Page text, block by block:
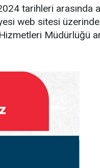
tarihleri arasında
web sitesi
Müdürlüğü